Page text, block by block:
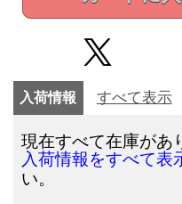
入荷情報 すべて表示
現在すべて在庫があ
入荷情報をすべて表
い。